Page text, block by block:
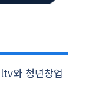
와 청년창업